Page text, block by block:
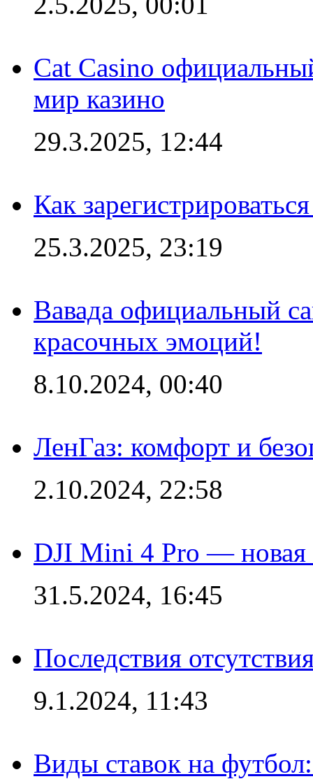
Cat Casino
мир казино
29.3.2025, 12:44
Как
25.3.2025, 23:19
Вавада официальный
красочных эмоций!
8.10.2024, 00:40
ЛенГаз: комфорт и
2.10.2024, 22:58
DJI Mini 4 Pro — новая
31.5.2024, 16:45
Последствия
9.1.2024, 11:43
Виды ставок на